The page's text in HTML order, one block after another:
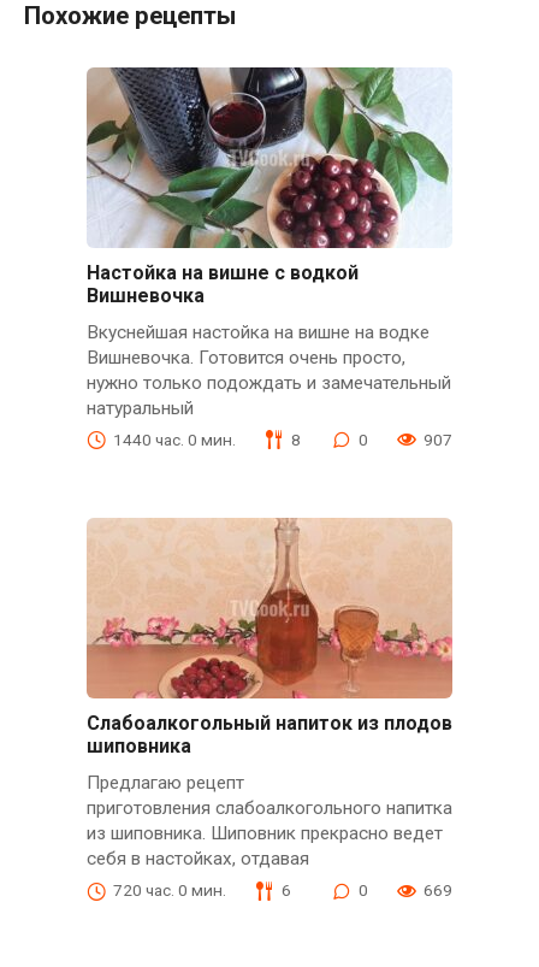
Похожие рецепты
Настойка на вишне с водкой
Вишневочка
Вкуснейшая настойка на вишне на водке
Вишневочка. Готовится очень просто,
нужно только подождать и замечательный
натуральный
1440 час. 0 мин. 8 0 907
Слабоалкогольный напиток из плодов
шиповника
Предлагаю рецепт
приготовления слабоалкогольного напитка
из шиповника. Шиповник прекрасно ведет
себя в настойках, отдавая
720 час. 0 мин. 6 0 669